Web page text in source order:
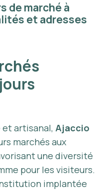
de marché à
et adresses
et artisanal, Ajaccio
marchés aux
une diversité
pour les visiteurs.
implantée